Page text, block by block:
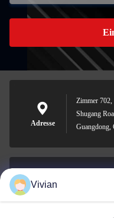
Adresse
Zimmer 702,
Shugang
Guangdong,
Vivian